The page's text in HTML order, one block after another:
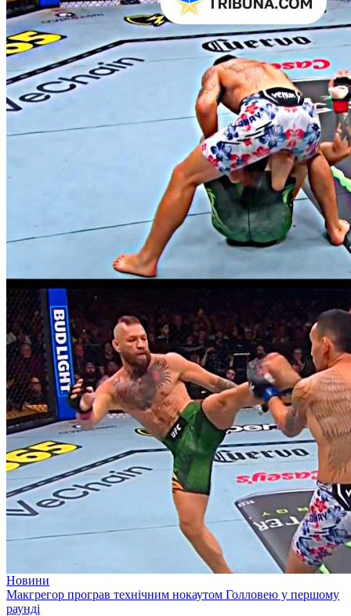
Новини
Макгрегор програв технічним нокаутом Голловею у першому
раунді